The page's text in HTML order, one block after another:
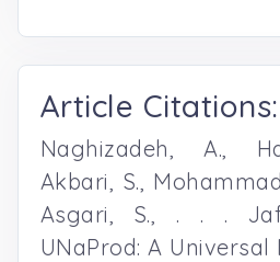
Article Citations:
Naghizadeh, A.,
Akbari, S.,
Asgari, S., . . .
UNaProd: A